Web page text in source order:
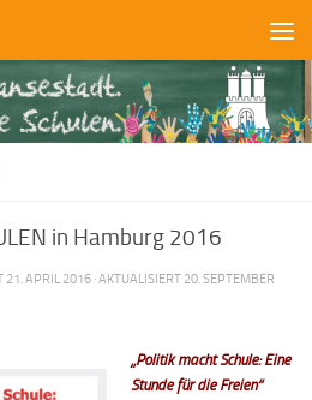
in Hamburg 2016
21. APRIL 2016 · AKTUALISIERT 20. SEPTEMBER
„Politik macht Schule: Eine
Stunde für die Freien“